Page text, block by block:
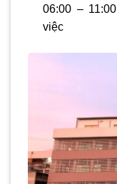
06:00 – 11:00
việc